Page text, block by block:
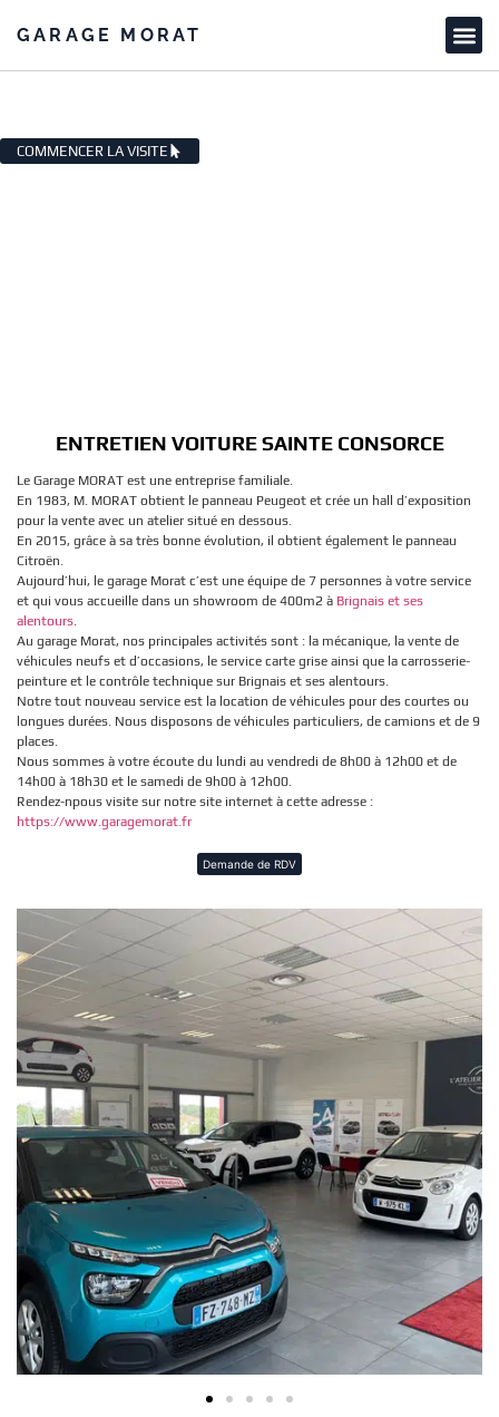
GARAGE MORAT
COMMENCER LA VISITE
ENTRETIEN VOITURE SAINTE CONSORCE
Le Garage MORAT est une entreprise familiale.
En 1983, M. MORAT obtient le panneau Peugeot et crée un hall d’exposition
pour la vente avec un atelier situé en dessous.
En 2015, grâce à sa très bonne évolution, il obtient également le panneau
Citroën.
Aujourd’hui, le garage Morat c’est une équipe de 7 personnes à votre service
et qui vous accueille dans un showroom de 400m2 à Brignais et ses
alentours.
Au garage Morat, nos principales activités sont : la mécanique, la vente de
véhicules neufs et d’occasions, le service carte grise ainsi que la carrosserie-
peinture et le contrôle technique sur Brignais et ses alentours.
Notre tout nouveau service est la location de véhicules pour des courtes ou
longues durées. Nous disposons de véhicules particuliers, de camions et de 9
places.
Nous sommes à votre écoute du lundi au vendredi de 8h00 à 12h00 et de
14h00 à 18h30 et le samedi de 9h00 à 12h00.
Rendez-npous visite sur notre site internet à cette adresse :
https://www.garagemorat.fr
Demande de RDV